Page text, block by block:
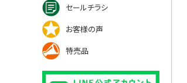
セールチラシ
お客様の声
特売品